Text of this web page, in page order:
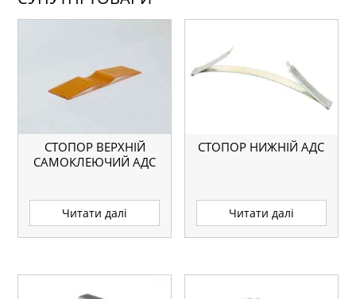
СТОПОР ВЕРХНІЙ
САМОКЛЕЮЧИЙ АДС
Читати далі
СТОПОР НИЖНІЙ АДС
Читати далі